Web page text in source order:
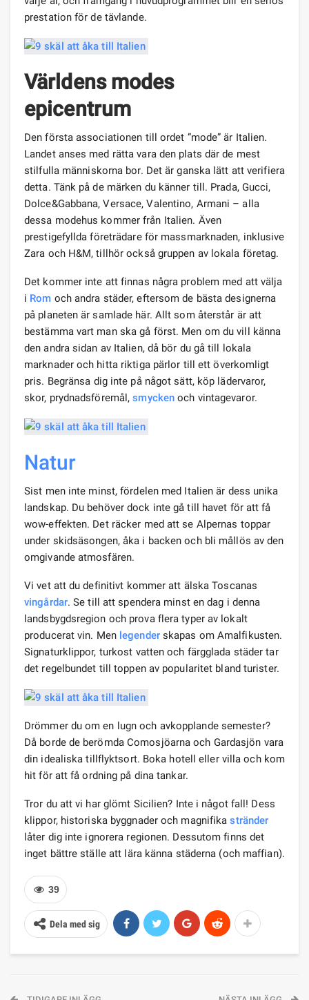
prestation för de tävlande.
Världens modes
epicentrum
Den första associationen till ordet ”mode” är Italien.
Landet anses med rätta vara den plats där de mest
stilfulla människorna bor. Det är ganska lätt att verifiera
detta. Tänk på de märken du känner till. Prada, Gucci,
Dolce&Gabbana, Versace, Valentino, Armani – alla
dessa modehus kommer från Italien. Även
prestigefyllda företrädare för massmarknaden, inklusive
Zara och H&M, tillhör också gruppen av lokala företag.
Det kommer inte att finnas några problem med att välja
i Rom och andra städer, eftersom de bästa designerna
på planeten är samlade här. Allt som återstår är att
bestämma vart man ska gå först. Men om du vill känna
den andra sidan av Italien, då bör du gå till lokala
marknader och hitta riktiga pärlor till ett överkomligt
pris. Begränsa dig inte på något sätt, köp lädervaror,
skor, prydnadsföremål,smycken och vintagevaror.
Natur
Sist men inte minst, fördelen med Italien är dess unika
landskap. Du behöver dock inte gå till havet för att få
wow-effekten. Det räcker med att se Alpernas toppar
under skidsäsongen, åka i backen och bli mållös av den
omgivande atmosfären.
Vi vet att du definitivt kommer att älska Toscanas
vingårdar. Se till att spendera minst en dag i denna
landsbygdsregion och prova flera typer av lokalt
producerat vin. Men legenderskapas om Amalfikusten.
Signaturklippor, turkost vatten och färgglada städer tar
det regelbundet till toppen av popularitet bland turister.
Drömmer du om en lugn och avkopplande semester?
Då borde de berömda Comosjöarna och Gardasjön vara
din idealiska tillflyktsort. Boka hotell eller villa och kom
hit för att få ordning på dina tankar.
Tror du att vi har glömt Sicilien? Inte i något fall! Dess
klippor, historiska byggnader och magnifikastränder
låter dig inte ignorera regionen. Dessutom finns det
inget bättre ställe att lära känna städerna (och maffian).
39
Dela med sig